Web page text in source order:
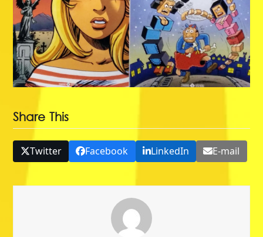
Share This
Twitter Facebook LinkedIn E-mail